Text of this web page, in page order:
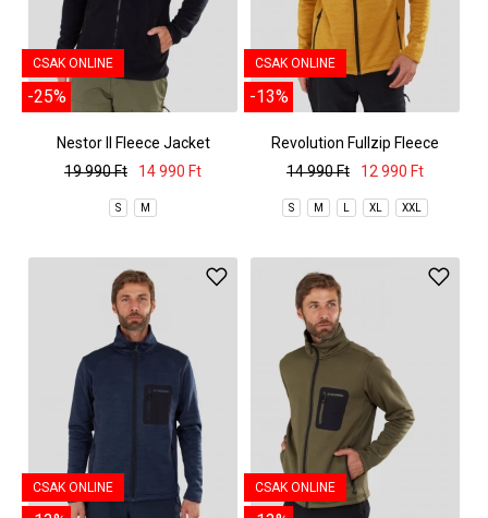
CSAK ONLINE
-25%
Nestor II Fleece Jacket
19 990 Ft
14 990 Ft
S M
CSAK ONLINE
-13%
Revolution Fullzip Fleece
14 990 Ft
12 990 Ft
S M L XL XXL
CSAK ONLINE CSAK ONLINE